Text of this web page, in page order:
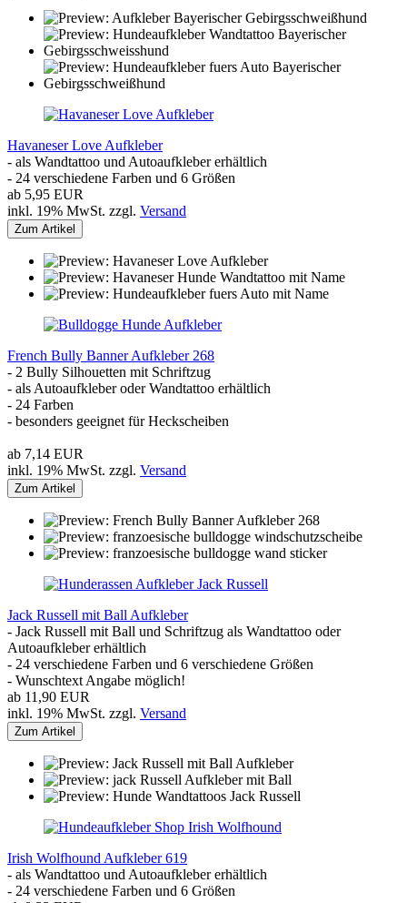
Havaneser Love Aufkleber
- als Wandtattoo und Autoaufkleber erhältlich
- 24 verschiedene Farben und 6 Größen
ab 5,95 EUR
inkl. 19% MwSt. zzgl. Versand
Zum Artikel
French Bully Banner Aufkleber 268
- 2 Bully Silhouetten mit Schriftzug
- als Autoaufkleber oder Wandtattoo erhältlich
- 24 Farben
- besonders geeignet für Heckscheiben
ab 7,14 EUR
inkl. 19% MwSt. zzgl. Versand
Zum Artikel
Jack Russell mit Ball Aufkleber
- Jack Russell mit Ball und Schriftzug als Wandtattoo oder
Autoaufkleber erhältlich
- 24 verschiedene Farben und 6 verschiedene Größen
- Wunschtext Angabe möglich!
ab 11,90 EUR
inkl. 19% MwSt. zzgl. Versand
Zum Artikel
Irish Wolfhound Aufkleber 619
- als Wandtattoo und Autoaufkleber erhältlich
- 24 verschiedene Farben und 6 Größen